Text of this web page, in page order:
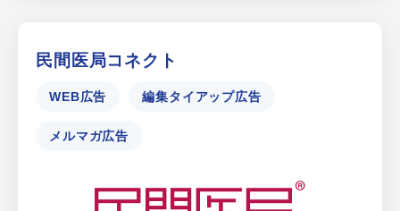
民間医局コネクト
WEB広告 編集タイアップ広告
メルマガ広告